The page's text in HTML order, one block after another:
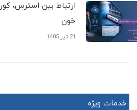
ارتباط بین استرس،
خون
21 تیر 1405
خدمات ویژه